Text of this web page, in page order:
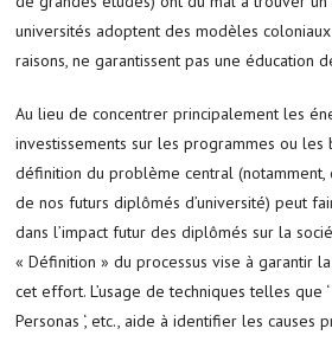
universités adoptent des modèles
raisons, ne garantissent pas une éducation
Au lieu de concentrer principalement les
investissements sur les programmes ou les
définition du problème central
de nos futurs diplômés d’université) peut
dans l’impact futur des diplômés sur la
« Définition » du processus vise à garantir
cet effort. L’usage de techniques telles que ‘
Personas ‘, etc., aide à identifier les causes